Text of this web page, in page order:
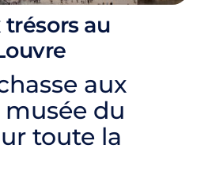
coulisses
trésors au
aux
du
toute la